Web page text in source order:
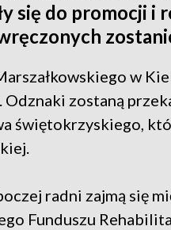
się do promocji
w
zostaną
świętokrzyskiego,
radni zajmą się
Funduszu